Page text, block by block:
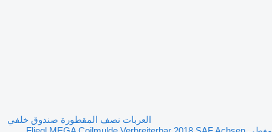
العربات نصف المقطورة صندوق خلفي